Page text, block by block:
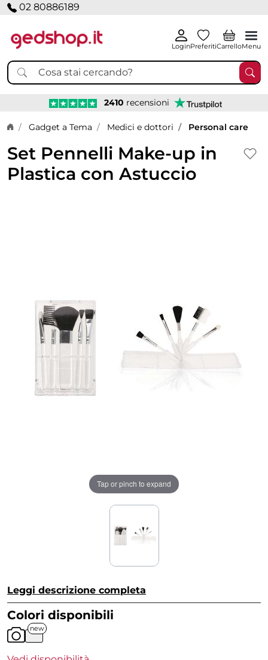
02 80886189
LoginPreferitiCarrelloMenu
2410 recensioni
Home page
Gadget a Tema Medici e dottori Personal care
Set Pennelli Make-up in
Plastica con Astuccio
Tap or pinch to expand
Leggi descrizione completa
Colori disponibili
new